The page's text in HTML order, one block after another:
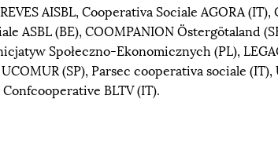
AISBL, Cooperativa Sociale AGORA
ASBL (BE), COOMPANION Östergötaland
Społeczno-Ekonomicznych (PL),
(SP), Parsec cooperativa sociale
BLTV (IT).